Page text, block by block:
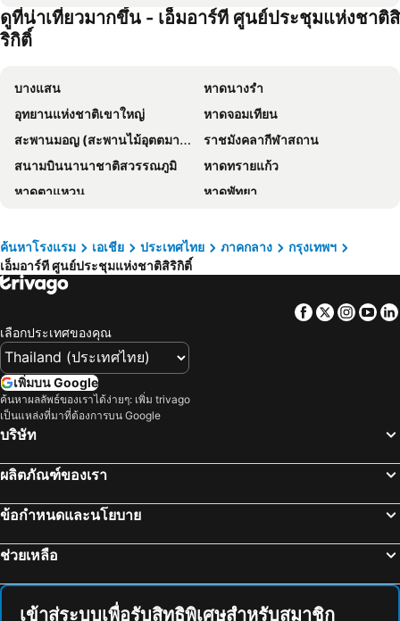
โรงแรมเกรซ
โรงแรม เดอะ เบอร์เคลีย์ โฮเต็ล ประตูน้ำ
โรงแรมชาเทรียม ริเวอร์ไซด์ กรุงเทพฯ
โรงแรม พูลแมน กรุงเทพ จี
โรงแรมแอมบาสซาเดอร์ กรุงเทพฯ
ผาภูมิ บูทิค โฮเทล
Shangri-La Bangkok
Grande Centre Point Lumphini Bangkok
โรงแรม มิราเคิล แกรนด์ คอนเวนชั่น
Nysa Hotel Bangkok
The President Hotel at Chokchai 4
Goody Hotel
Nasa Bangkok
Amari Bangkok
เรด แพลนเนต สุรวงศ์ กรุงเทพ
The Quarter Silom By Uhg
โรงแรมรอยัล รัตนโกสินทร์
แกรนด์ เซ็นเตอร์พอยท์ โฮเทล ราชดำริ
Norn Riverside Bangkok Hotel
Holiday Inn Bangkok Sukhumvit By Ihg
เอทัส ลุมพีนี
Capital O 75451 Podstel Hostel Bangkok
Violet Tower at Khaosan Palace
โรงแรม คอนวีเนียน พาร์ค กรุงเทพ
นิวสยาม ริเวอร์ไซด์
รามบุตรี วิลเลจ อินน์ แอนด์ พลาซ่า
Lancaster Bangkok
Arawana Express Sukhumvit 22
Seekers Finders Rama Iv Hotel, Surestay Collection By Bw
V One Pride - Sukhumvit 22 Bangkok
โรงแรมเพรสซิเด้นท์ ปาร์ค
Aspira Parc Sukhumvit 22
ดูที่น่าเที่ยวมากขึ้น - เอ็มอาร์ที ศูนย์ประชุมแห่งชาติสิ
ริกิติ์
บางแสน
หาดนางรำ
อุทยานแห่งชาติเขาใหญ่
หาดจอมเทียน
สะพานมอญ (สะพานไม้อุตตมานุสรณ์)
ราชมังคลากีฬาสถาน
สนามบินนานาชาติสวรรณภูมิ
หาดทรายแก้ว
หาดตาแหวน
หาดพัทยา
อุทยานแห่งชาติเอราวัณ
พัทยากลาง
สนามบินดอนเมือง
รามคำแหง
อุทยานแห่งชาติแก่งกระจาน
เยาวราช
สะพานข้ามแม่น้ำแคว
หาดเขาตะเกียบ
พัทยาเหนือ
สยามพารากอน
สยามสแควร์
แกลง
พระปฐมเจดีย์
สวนนงนุช
ค้นหาโรงแรม เอเชีย ประเทศไทย ภาคกลาง
กรุงเทพฯ
เอ็มอาร์ที ศูนย์ประชุมแห่งชาติสิริกิติ์
Facebook
Twitter
เลือกประเทศของคุณ
เพิ่มบน Google
ค้นหาผลลัพธ์ของเราได้ง่ายๆ: เพิ่ม trivago
เป็นแหล่งที่มาที่ต้องการบน Google
บริษัท
ผลิตภัณฑ์ของเรา
ข้อกำหนดและนโยบาย
ช่วยเหลือ
เข้าสู่ระบบเพื่อรับสิทธิพิเศษสำหรับสมาชิก